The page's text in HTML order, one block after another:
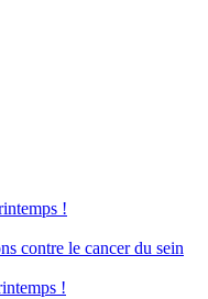
!
contre le cancer du sein
!